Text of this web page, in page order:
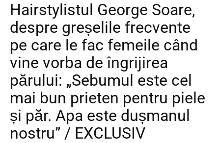
Hairstylistul George Soare,
despre greșelile frecvente
pe care le fac femeile când
vine vorba de îngrijirea
părului: „Sebumul este cel
mai bun prieten pentru piele
și păr. Apa este dușmanul
nostru” / EXCLUSIV